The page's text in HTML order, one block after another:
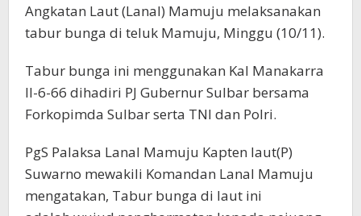
Angkatan Laut (Lanal) Mamuju melaksanakan
tabur bunga di teluk Mamuju, Minggu (10/11).
Tabur bunga ini menggunakan Kal Manakarra
II-6-66 dihadiri PJ Gubernur Sulbar bersama
Forkopimda Sulbar serta TNI dan Polri.
PgS Palaksa Lanal Mamuju Kapten laut(P)
Suwarno mewakili Komandan Lanal Mamuju
mengatakan, Tabur bunga di laut ini